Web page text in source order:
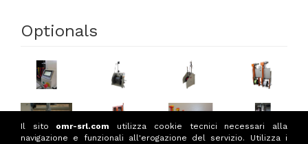
Optionals
Il sito omr-srl.com
utilizza cookie tecnici necessari alla
navigazione e funzionali all'erogazione del servizio. Utilizza i